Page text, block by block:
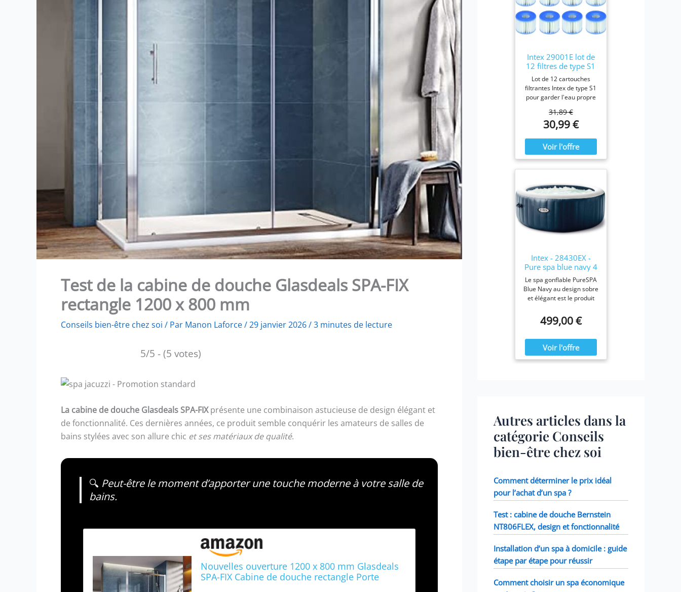
Test de la cabine de douche Glasdeals SPA-FIX
rectangle 1200 x 800 mm
Conseils bien-être chez soi / Par Manon Laforce/29 janvier 2026/3 minutes de lecture
5/5 - (5 votes)
La cabine de douche Glasdeals SPA-FIXprésente une combinaison astucieuse de design élégant et
de fonctionnalité. Ces dernières années, ce produit semble conquérir les amateurs de salles de
bains stylées avec son allure chic et ses matériaux de qualité.
🔍 Peut-être le moment d’apporter une touche moderne à votre salle de
bains.
Nouvelles ouverture 1200 x 800 mm Glasdeals
SPA-FIX Cabine de douche rectangle Porte
Intex 29001E lot de
12 filtres de type S1
Lot de 12 cartouches
filtrantes Intex de type S1
pour garder l'eau propre
efficacité maximale,
nettoyez les cartouches
remplacez-les une fois par
mois ou plus tôt Il est
fabriqué avec du papier
Dacron résistant facile à
filtration ultime.
Fonctionne avec tous les
modèles Intex PureSpa y
compris 28403E, 28407E,
28443E, 28453E, 28421E,
28423E, 28413E, et
31,89 €
30,99 €
Intex - 28430EX -
Pure spa blue navy 4
places
Le spa gonflable PureSPA
Blue Navy au design sobre
et élégant est le produit
tout au long de l'année.
Ressourcez-vous à la
hiver, confortablement
installé dans votre spa
Blue Navy.
499,00 €
Autres articles dans la
catégorie Conseils
bien-être chez soi
Comment déterminer le prix idéal
pour l’achat d’un spa ?
Test : cabine de douche Bernstein
NT806FLEX, design et fonctionnalité
Installation d’un spa à domicile : guide
étape par étape pour réussir
Comment choisir un spa économique